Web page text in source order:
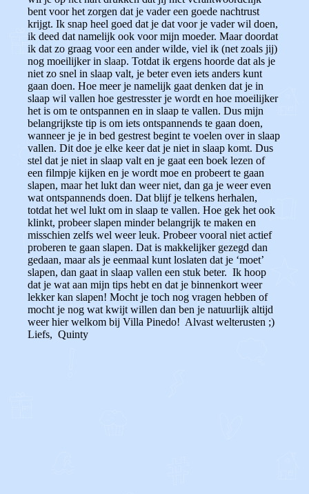
bent voor het zorgen dat je vader een goede nachtrust
krijgt. Ik snap heel goed dat je dat voor je vader wil doen,
ik deed dat namelijk ook voor mijn moeder. Maar doordat
ik dat zo graag voor een ander wilde, viel ik (net zoals jij)
nog moeilijker in slaap. Totdat ik ergens hoorde dat als je
niet zo snel in slaap valt, je beter even iets anders kunt
gaan doen. Hoe meer je namelijk gaat denken dat je in
slaap wil vallen hoe gestresster je wordt en hoe moeilijker
het is om te ontspannen en in slaap te vallen. Dus mijn
belangrijkste tip is om iets ontspannends te gaan doen,
wanneer je je in bed gestrest begint te voelen over in slaap
vallen. Dit doe je elke keer dat je niet in slaap komt. Dus
stel dat je niet in slaap valt en je gaat een boek lezen of
een filmpje kijken en je wordt moe en probeert te gaan
slapen, maar het lukt dan weer niet, dan ga je weer even
wat ontspannends doen. Dat blijf je telkens herhalen,
totdat het wel lukt om in slaap te vallen. Hoe gek het ook
klinkt, probeer slapen minder belangrijk te maken en
misschien zelfs wel weer leuk. Probeer vooral niet actief
proberen te gaan slapen. Dat is makkelijker gezegd dan
gedaan, maar als je eenmaal kunt loslaten dat je ‘moet’
slapen, dan gaat in slaap vallen een stuk beter. Ik hoop
dat je wat aan mijn tips hebt en dat je binnenkort weer
lekker kan slapen! Mocht je toch nog vragen hebben of
mocht je nog wat kwijt willen dan ben je natuurlijk altijd
weer hier welkom bij Villa Pinedo! Alvast welterusten ;)
Liefs, Quinty